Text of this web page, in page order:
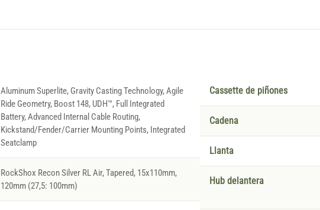
Aluminum Superlite, Gravity Casting Technology, Agile
Ride Geometry, Boost 148, UDH™, Full Integrated
Battery, Advanced Internal Cable Routing,
Kickstand/Fender/Carrier Mounting Points, Integrated
Seatclamp
RockShox Recon Silver RL Air, Tapered, 15x110mm,
120mm (27,5: 100mm)
Cassette de piñones
Cadena
Llanta
Hub delantera